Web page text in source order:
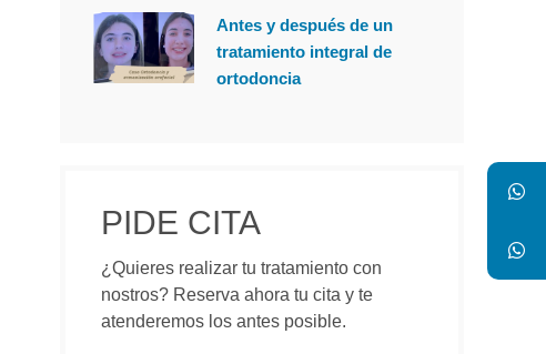
Antes y después de un
tratamiento integral de
ortodoncia
PIDE CITA
¿Quieres realizar tu tratamiento con
nostros? Reserva ahora tu cita y te
atenderemos los antes posible.